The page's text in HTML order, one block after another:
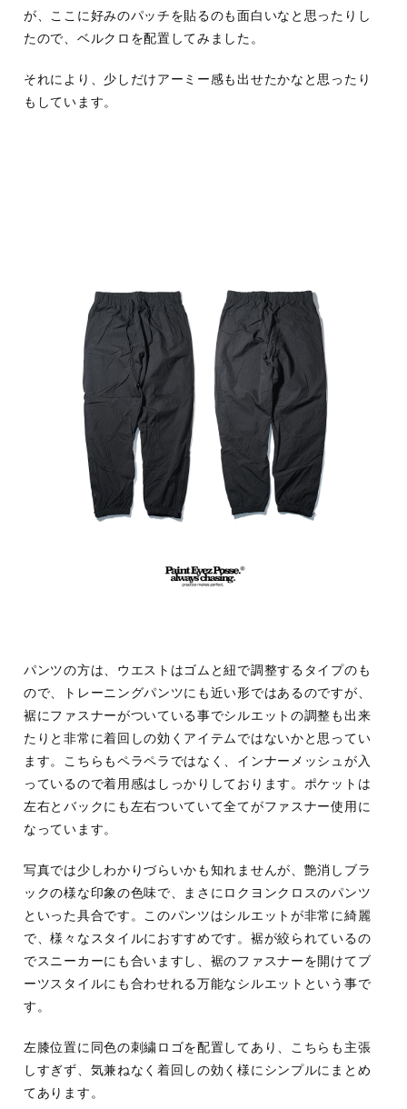
が、ここに好みのパッチを貼るのも面白いなと思ったりし
たので、ベルクロを配置してみました。
それにより、少しだけアーミー感も出せたかなと思ったり
もしています。
パンツの方は、ウエストはゴムと紐で調整するタイプのも
ので、トレーニングパンツにも近い形ではあるのですが、
裾にファスナーがついている事でシルエットの調整も出来
たりと非常に着回しの効くアイテムではないかと思ってい
ます。こちらもペラペラではなく、インナーメッシュが入
っているので着用感はしっかりしております。ポケットは
左右とバックにも左右ついていて全てがファスナー使用に
なっています。
写真では少しわかりづらいかも知れませんが、艶消しブラ
ックの様な印象の色味で、まさにロクヨンクロスのパンツ
といった具合です。このパンツはシルエットが非常に綺麗
で、様々なスタイルにおすすめです。裾が絞られているの
でスニーカーにも合いますし、裾のファスナーを開けてブ
ーツスタイルにも合わせれる万能なシルエットという事で
す。
左膝位置に同色の刺繍ロゴを配置してあり、こちらも主張
しすぎず、気兼ねなく着回しの効く様にシンプルにまとめ
てあります。